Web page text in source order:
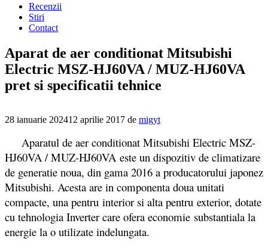
Recenzii
Stiri
Contact
Aparat de aer conditionat Mitsubishi
Electric MSZ-HJ60VA / MUZ-HJ60VA
pret si specificatii tehnice
28 ianuarie 202412 aprilie 2017 de migyt
Aparatul de aer conditionat Mitsubishi Electric MSZ-
HJ60VA / MUZ-HJ60VA este un dispozitiv de climatizare
de generatie noua, din gama 2016 a producatorului japonez
Mitsubishi. Acesta are in componenta doua unitati
compacte, una pentru interior si alta pentru exterior, dotate
cu tehnologia Inverter care ofera economie substantiala la
energie la o utilizate indelungata.